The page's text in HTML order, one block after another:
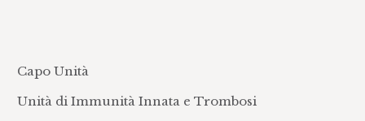
Capo Unità
Unità di Immunità Innata e Trombosi